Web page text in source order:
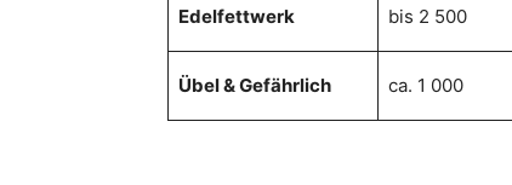
Edelfettwerk bis 2 500
Übel & Gefährlich ca. 1 000